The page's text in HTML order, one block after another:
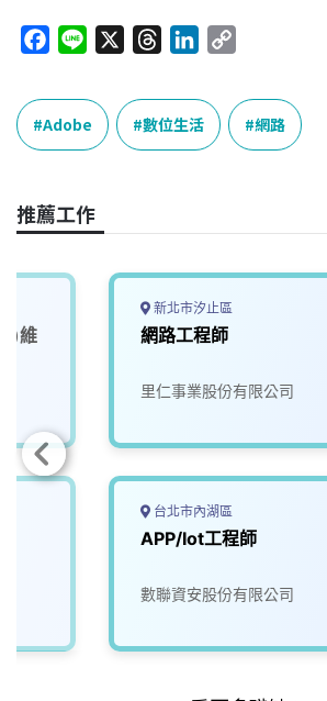
c
e
b
o
k
n
e
r
e
a
n
k
e
n
p
L
k
Adobe 數位生活 網路
推薦工作
)維
新北市汐止區
網路工程師
里仁事業股份有限公司
台北市內湖區
APP/Iot工程師
數聯資安股份有限公司